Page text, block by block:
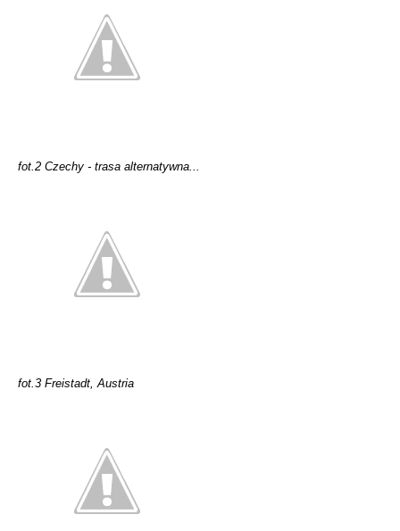
fot.2 Czechy - trasa alternatywna...
fot.3 Freistadt, Austria